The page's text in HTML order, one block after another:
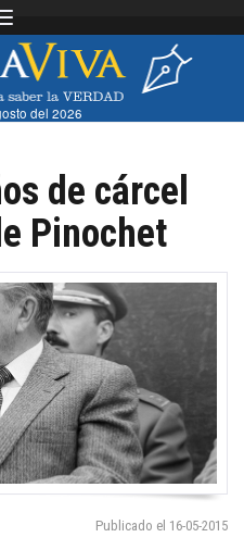
Toggle navigation
del 2026
de cárcel
Pinochet
Publicado el 16-05-2015